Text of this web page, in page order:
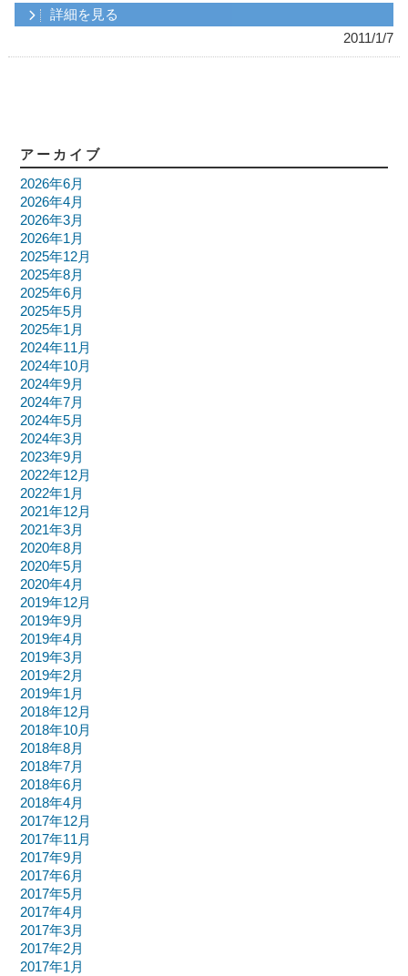
詳細を見る
2011/1/7
アーカイブ
2026年6月
2026年4月
2026年3月
2026年1月
2025年12月
2025年8月
2025年6月
2025年5月
2025年1月
2024年11月
2024年10月
2024年9月
2024年7月
2024年5月
2024年3月
2023年9月
2022年12月
2022年1月
2021年12月
2021年3月
2020年8月
2020年5月
2020年4月
2019年12月
2019年9月
2019年4月
2019年3月
2019年2月
2019年1月
2018年12月
2018年10月
2018年8月
2018年7月
2018年6月
2018年4月
2017年12月
2017年11月
2017年9月
2017年6月
2017年5月
2017年4月
2017年3月
2017年2月
2017年1月